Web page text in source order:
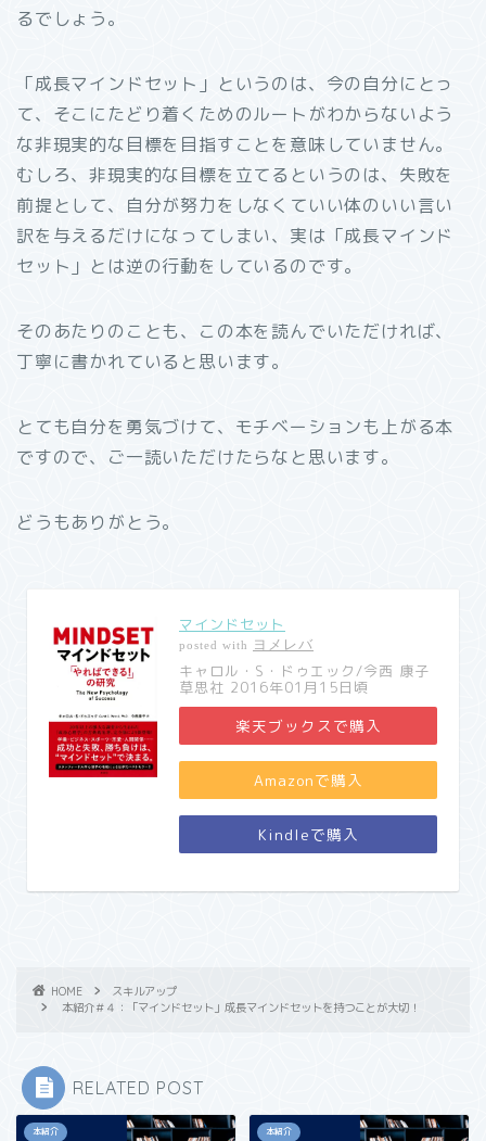
るでしょう。
「成長マインドセット」というのは、今の自分にとっ
て、そこにたどり着くためのルートがわからないよう
な非現実的な目標を目指すことを意味していません。
むしろ、非現実的な目標を立てるというのは、失敗を
前提として、自分が努力をしなくていい体のいい言い
訳を与えるだけになってしまい、実は「成長マインド
セット」とは逆の行動をしているのです。
そのあたりのことも、この本を読んでいただければ、
丁寧に書かれていると思います。
とても自分を勇気づけて、モチベーションも上がる本
ですので、ご一読いただけたらなと思います。
どうもありがとう。
マインドセット
posted with ヨメレバ
キャロル・S・ドゥエック/今西 康子
草思社 2016年01月15日頃
楽天ブックスで購入
Amazonで購入
Kindleで購入
HOME
スキルアップ
本紹介＃４：「マインドセット」成長マインドセットを持つことが大切！
RELATED POST
本紹介 本紹介